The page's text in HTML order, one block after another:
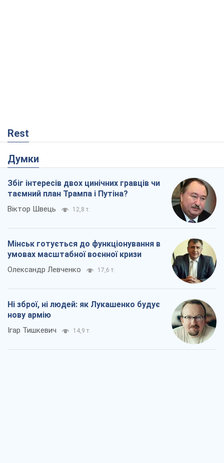
Rest
Думки
Збіг інтересів двох цинічних гравців чи
таємний план Трампа і Путіна?
Віктор Швець 12,8 т.
Мінськ готується до функціонування в
умовах масштабної воєнної кризи
Олександр Левченко 17,6 т.
Ні зброї, ні людей: як Лукашенко будує
нову армію
Ігар Тишкевич 14,9 т.